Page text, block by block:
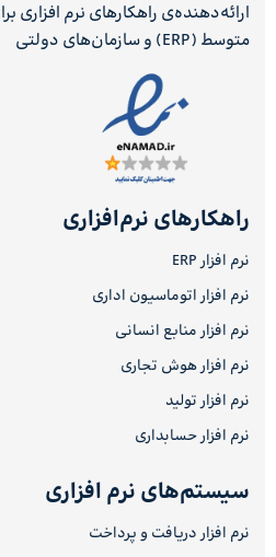
ارائه‌دهنده‌ی راهکارهای نرم افزاری
متوسط (ERP) و سازمان‌های دولتی
راهکارهای نرم‌افزاری
نرم افزار ERP
نرم افزار اتوماسیون اداری
نرم افزار منابع انسانی
نرم افزار هوش تجاری
نرم افزار تولید
نرم افزار حسابداری
سیستم‌های نرم افزاری
نرم افزار دریافت و پرداخت